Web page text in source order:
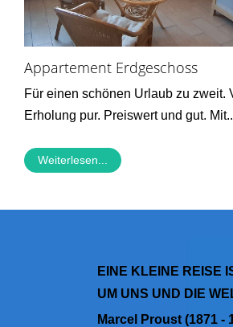
Appartement Erdgeschoss
Für einen schönen Urlaub zu zweit.
Erholung pur. Preiswert und gut.
Weiterlesen...
EINE KLEINE REISE
UM UNS UND DIE
Marcel Proust (1871 -